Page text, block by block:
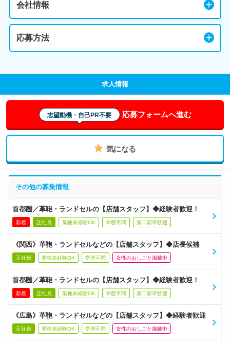
会社情報
応募方法
求人情報
志望動機・自己PR不要 応募フォームへ進む
気になる
その他の募集情報
首都圏／革鞄・ランドセルの【店舗スタッフ】◆経験者歓迎！
新着 正社員 業種未経験OK 学歴不問 第二新卒歓迎
《関西》革鞄・ランドセルなどの【店舗スタッフ】◆店長候補
正社員 業種未経験OK 学歴不問 女性のおしごと掲載中
首都圏／革鞄・ランドセルの【店舗スタッフ】◆経験者歓迎！
新着 正社員 業種未経験OK 学歴不問 第二新卒歓迎
《広島》革鞄・ランドセルなどの【店舗スタッフ】◆経験者歓迎
正社員 業種未経験OK 学歴不問 女性のおしごと掲載中